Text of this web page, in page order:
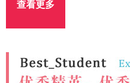
查看更多